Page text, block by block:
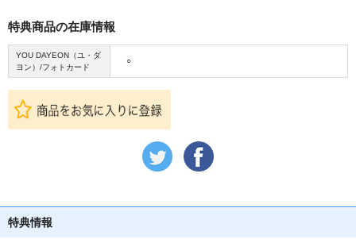
特典商品の在庫情報
YOU DAYEON（ユ・ダ
ヨン）/フォトカード
○
特典情報